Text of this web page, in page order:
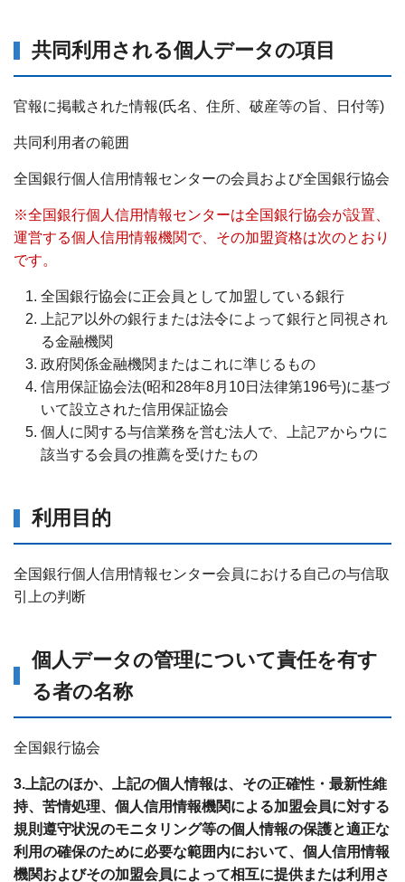
共同利用される個人データの項目
官報に掲載された情報(氏名、住所、破産等の旨、日付等)
共同利用者の範囲
全国銀行個人信用情報センターの会員および全国銀行協会
※全国銀行個人信用情報センターは全国銀行協会が設置、
運営する個人信用情報機関で、その加盟資格は次のとおり
です。
全国銀行協会に正会員として加盟している銀行
上記ア以外の銀行または法令によって銀行と同視され
る金融機関
政府関係金融機関またはこれに準じるもの
信用保証協会法(昭和28年8月10日法律第196号)に基づ
いて設立された信用保証協会
個人に関する与信業務を営む法人で、上記アからウに
該当する会員の推薦を受けたもの
利用目的
全国銀行個人信用情報センター会員における自己の与信取
引上の判断
個人データの管理について責任を有す
る者の名称
全国銀行協会
3.上記のほか、上記の個人情報は、その正確性・最新性維
持、苦情処理、個人信用情報機関による加盟会員に対する
規則遵守状況のモニタリング等の個人情報の保護と適正な
利用の確保のために必要な範囲内において、個人信用情報
機関およびその加盟会員によって相互に提供または利用さ